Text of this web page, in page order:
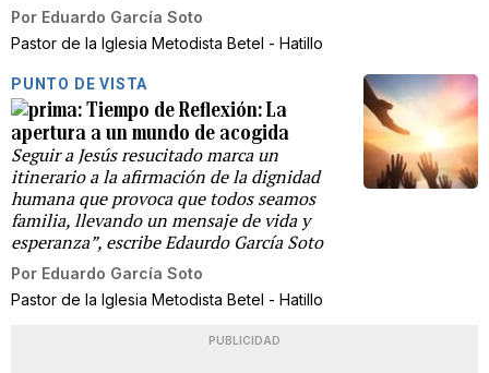
Por Eduardo García Soto
Pastor de la Iglesia Metodista Betel - Hatillo
PUNTO DE VISTA
Tiempo de Reflexión: La
apertura a un mundo de acogida
Seguir a Jesús resucitado marca un
itinerario a la afirmación de la dignidad
humana que provoca que todos seamos
familia, llevando un mensaje de vida y
esperanza”, escribe Edaurdo García Soto
Por Eduardo García Soto
Pastor de la Iglesia Metodista Betel - Hatillo
PUBLICIDAD